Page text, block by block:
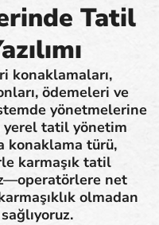
Tatil
konaklamaları,
ödemeleri ve
yönetmelerine
yerel tatil yönetim
konaklama türü,
karmaşık tatil
net
olmadan